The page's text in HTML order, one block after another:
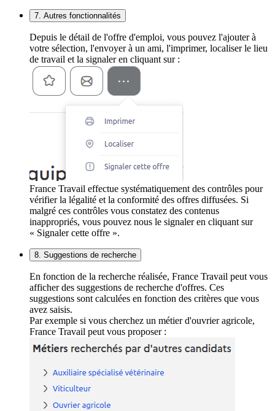
7. Autres fonctionnalités
Depuis le détail de l'offre d'emploi, vous pouvez l'ajouter à
votre sélection, l'envoyer à un ami, l'imprimer, localiser le lieu
de travail et la signaler en cliquant sur :
France Travail effectue systématiquement des contrôles pour
vérifier la légalité et la conformité des offres diffusées. Si
malgré ces contrôles vous constatez des contenus
inappropriés, vous pouvez nous le signaler en cliquant sur
« Signaler cette offre ».
8. Suggestions de recherche
En fonction de la recherche réalisée, France Travail peut vous
afficher des suggestions de recherche d'offres. Ces
suggestions sont calculées en fonction des critères que vous
avez saisis.
Par exemple si vous cherchez un métier d'ouvrier agricole,
France Travail peut vous proposer :